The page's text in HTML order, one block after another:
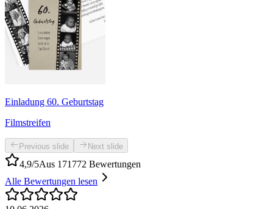
Einladung 60. Geburtstag
Filmstreifen
Previous slide Next slide
4,9/5Aus 171772 Bewertungen
Alle Bewertungen lesen